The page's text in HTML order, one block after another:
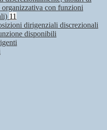
organizzativa con funzioni
11
dirigenziali discrezionali
disponibili